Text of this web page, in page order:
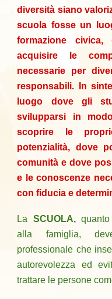
diversità siano
scuola fosse un
formazione
acquisire le
necessarie per
responsabili. In
luogo dove gli
svilupparsi in
scoprire le
potenzialità, dove
comunità e dove
e le conoscenze
con fiducia e
La SCUOLA,quanto
alla famiglia,
professionale che
autorevolezza ed
trattare le persone